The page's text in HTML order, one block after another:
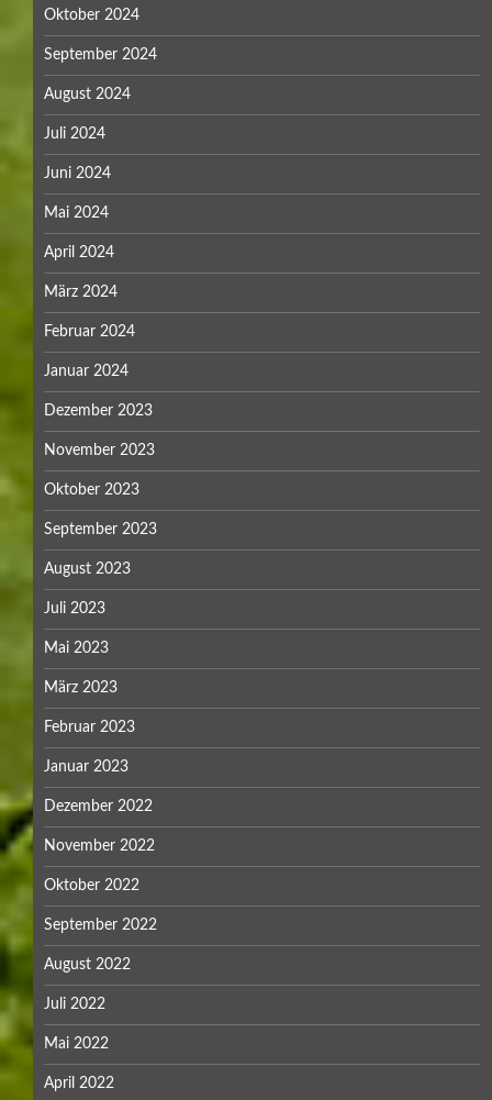
Oktober 2024
September 2024
August 2024
Juli 2024
Juni 2024
Mai 2024
April 2024
März 2024
Februar 2024
Januar 2024
Dezember 2023
November 2023
Oktober 2023
September 2023
August 2023
Juli 2023
Mai 2023
März 2023
Februar 2023
Januar 2023
Dezember 2022
November 2022
Oktober 2022
September 2022
August 2022
Juli 2022
Mai 2022
April 2022